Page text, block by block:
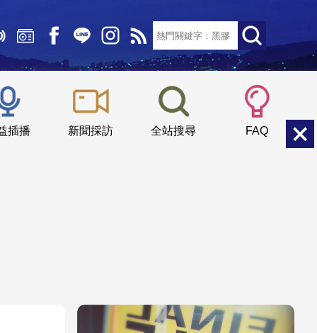
插播 新聞採訪 全站搜尋 FAQ
小 中